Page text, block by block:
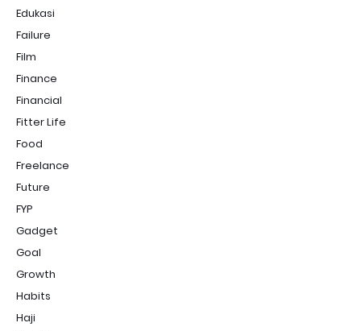
Edukasi
Failure
Film
Finance
Financial
Fitter Life
Food
Freelance
Future
FYP
Gadget
Goal
Growth
Habits
Haji